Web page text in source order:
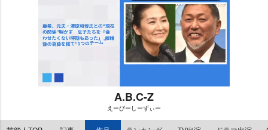
M
A.B.C-Z
えーびーしーずぃー